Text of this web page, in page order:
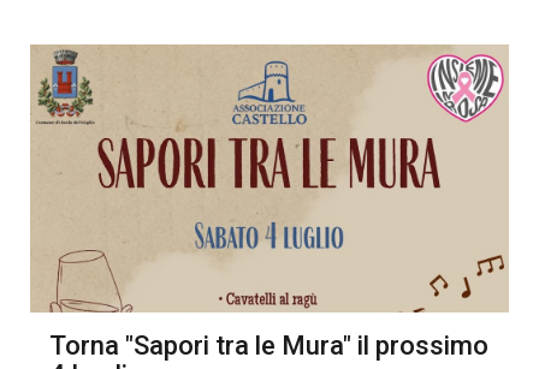
Torna "Sapori tra le Mura" il prossimo